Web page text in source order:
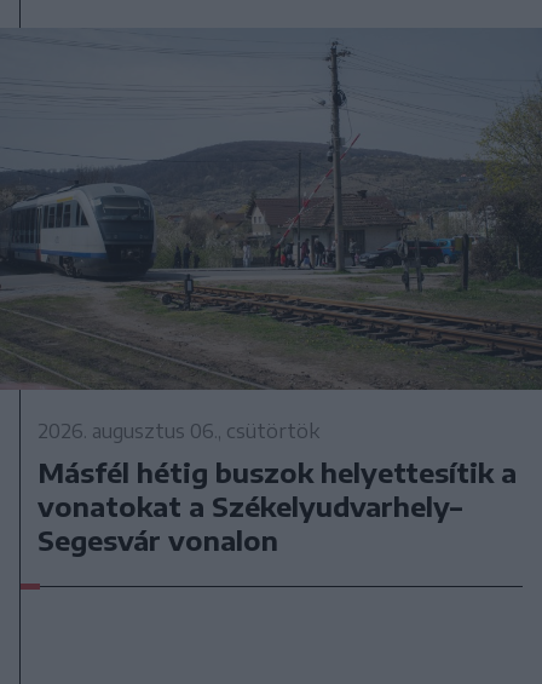
2026. augusztus 06., csütörtök
Másfél hétig buszok helyettesítik a
vonatokat a Székelyudvarhely–
Segesvár vonalon